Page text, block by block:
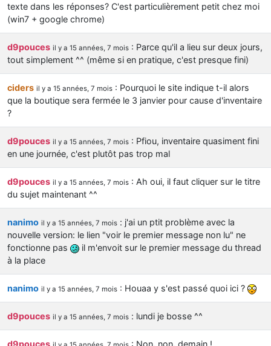
texte dans les réponses? C'est particulièrement petit chez moi
(win7 + google chrome)
d9pouces il y a 15 années, 7 mois : Parce qu'il a lieu sur deux jours,
tout simplement ^^ (même si en pratique, c'est presque fini)
ciders il y a 15 années, 7 mois : Pourquoi le site indique t-il alors
que la boutique sera fermée le 3 janvier pour cause d'inventaire
?
d9pouces il y a 15 années, 7 mois : Pfiou, inventaire quasiment fini
en une journée, c'est plutôt pas trop mal
d9pouces il y a 15 années, 7 mois : Ah oui, il faut cliquer sur le titre
du sujet maintenant ^^
nanimo il y a 15 années, 7 mois : j'ai un ptit problème avec la
nouvelle version: le lien "voir le premier message non lu" ne
fonctionne pas
il m'envoit sur le premier message du thread
à la place
nanimo il y a 15 années, 7 mois : Houaa y s'est passé quoi ici ?
d9pouces il y a 15 années, 7 mois : lundi je bosse ^^
d9pouces : Non, non, demain !